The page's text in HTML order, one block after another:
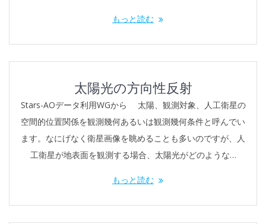
もっと読む
太陽光の方向性反射
Stars-AOデータ利用WGから 太陽、観測対象、人工衛星の
空間的位置関係を観測幾何あるいは観測幾何条件と呼んでい
ます。なにげなく衛星画像を眺めることも多いのですが、人
工衛星が地表面を観測する場合、太陽光がどのような…
もっと読む